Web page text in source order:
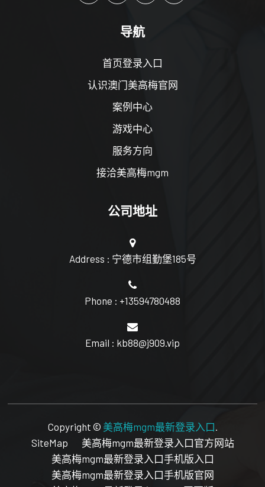
导航
首页登录入口
认识澳门美高梅官网
案例中心
游戏中心
服务方向
接洽美高梅mgm
公司地址
Address : 宁德市组勤堡185号
Phone : +13594780488
Email : kb88@j909.vip
Copyright © 美高梅mgm最新登录入口
SiteMap
美高梅mgm最新登录入口官方网站
美高梅mgm最新登录入口手机版入口
美高梅mgm最新登录入口手机版官网